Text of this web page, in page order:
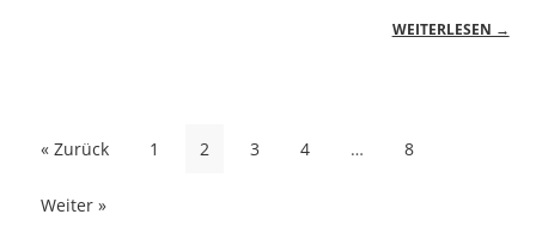
WEITERLESEN →
der« Zurück 1 2 3 4 … 8
Weiter »